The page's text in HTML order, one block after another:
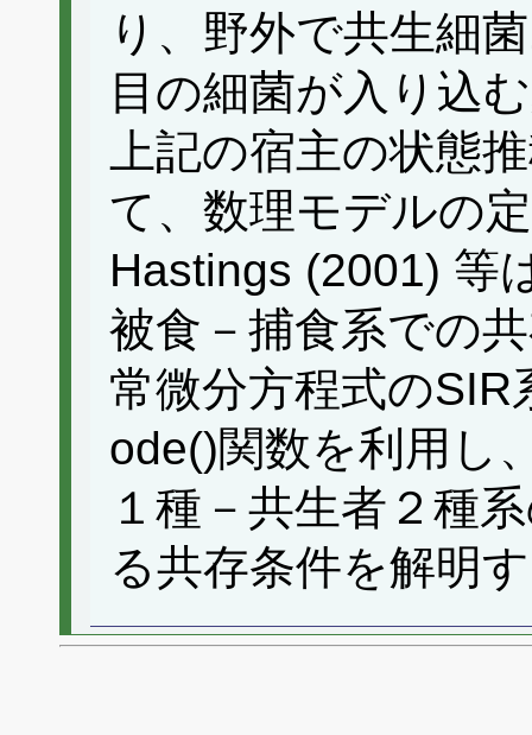
り、野外で共生細
目の細菌が入り込
上記の宿主の状態
て、数理モデルの
Hastings (2001) 等
被食－捕食系での
常微分方程式の
ode()関数を利用し
１種－共生者２種
る共存条件を解明